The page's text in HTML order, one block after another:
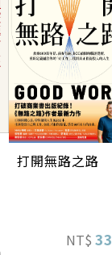
打開無路之路
NT$